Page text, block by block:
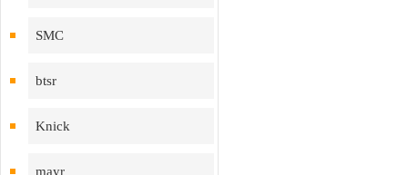
SMC
btsr
Knick
mayr